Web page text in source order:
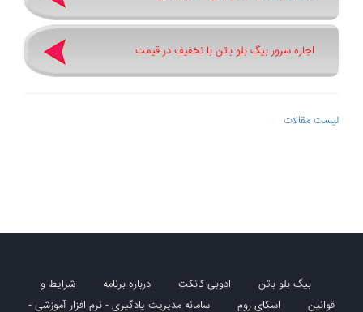
اجاره سرور بیگ بلو باتن با تخفیف در قیمت
لیست مقالات
بیگ بلو باتن ادوبی کانکت درباره برنامه
شرایط و
قوانین
اسکای روم سامانه مدیریت یادگیری - نرم افزار آموزشی -